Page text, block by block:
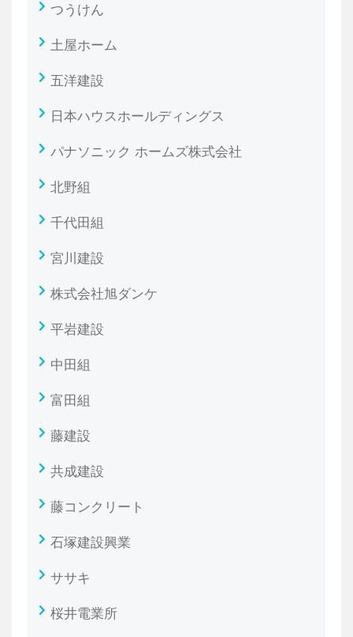
つうけん
土屋ホーム
五洋建設
日本ハウスホールディングス
パナソニック ホームズ株式会社
北野組
千代田組
宮川建設
株式会社旭ダンケ
平岩建設
中田組
富田組
藤建設
共成建設
藤コンクリート
石塚建設興業
ササキ
桜井電業所